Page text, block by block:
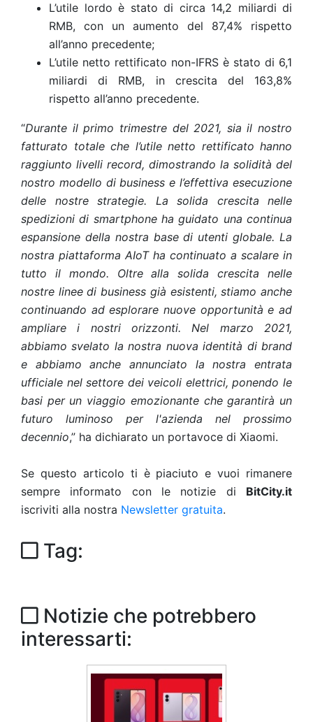
L’utile lordo è stato di circa 14,2 miliardi di
RMB, con un aumento del 87,4% rispetto
all’anno precedente;
L’utile netto rettificato non-IFRS è stato di 6,1
miliardi di RMB, in crescita del 163,8%
rispetto all’anno precedente.
“Durante il primo trimestre del 2021, sia il nostro
fatturato totale che l’utile netto rettificato hanno
raggiunto livelli record, dimostrando la solidità del
nostro modello di business e l’effettiva esecuzione
delle nostre strategie. La solida crescita nelle
spedizioni di smartphone ha guidato una continua
espansione della nostra base di utenti globale. La
nostra piattaforma AIoT ha continuato a scalare in
tutto il mondo. Oltre alla solida crescita nelle
nostre linee di business già esistenti, stiamo anche
continuando ad esplorare nuove opportunità e ad
ampliare i nostri orizzonti. Nel marzo 2021,
abbiamo svelato la nostra nuova identità di brand
e abbiamo anche annunciato la nostra entrata
ufficiale nel settore dei veicoli elettrici, ponendo le
basi per un viaggio emozionante che garantirà un
futuro luminoso per l'azienda nel prossimo
decennio,” ha dichiarato un portavoce di Xiaomi.
Se questo articolo ti è piaciuto e vuoi rimanere
sempre informato con le notizie di BitCity.it
iscriviti alla nostra Newsletter gratuita.
Tag:
Notizie che potrebbero
interessarti: